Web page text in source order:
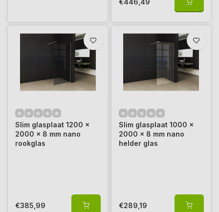
Slim glasplaat 1200 x
2000 x 8 mm nano
rookglas
€385,99
Slim glasplaat 1000 x
2000 x 8 mm nano
helder glas
€289,19